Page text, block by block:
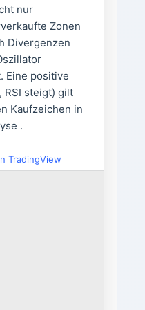
nur
Zonen
Divergenzen
Eine positive
RSI steigt) gilt
Kaufzeichen in
.
TradingView